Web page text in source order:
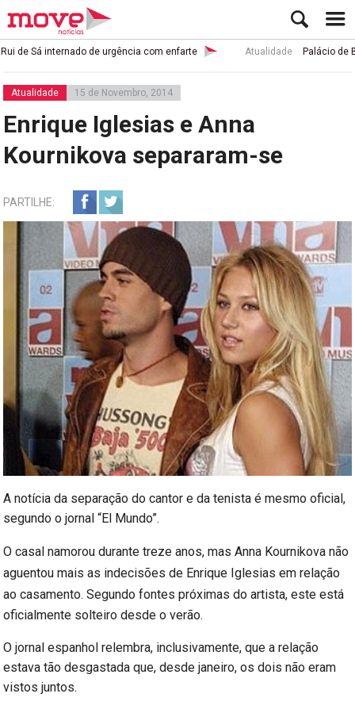
internado de urgência com enfarte Atualidade Palácio de
Atualidade 15 de Novembro, 2014
Enrique Iglesias e Anna
Kournikova separaram-se
PARTILHE:
A notícia da separação do cantor e da tenista é mesmo oficial,
segundo o jornal “El Mundo”.
O casal namorou durante treze anos, mas Anna Kournikova não
aguentou mais as indecisões de Enrique Iglesias em relação
ao casamento.Segundo fontes próximas do artista, este está
oficialmente solteiro desde o verão.
O jornal espanhol relembra, inclusivamente, que a relação
estava tão desgastada que, desde janeiro, os dois não eram
vistos juntos.